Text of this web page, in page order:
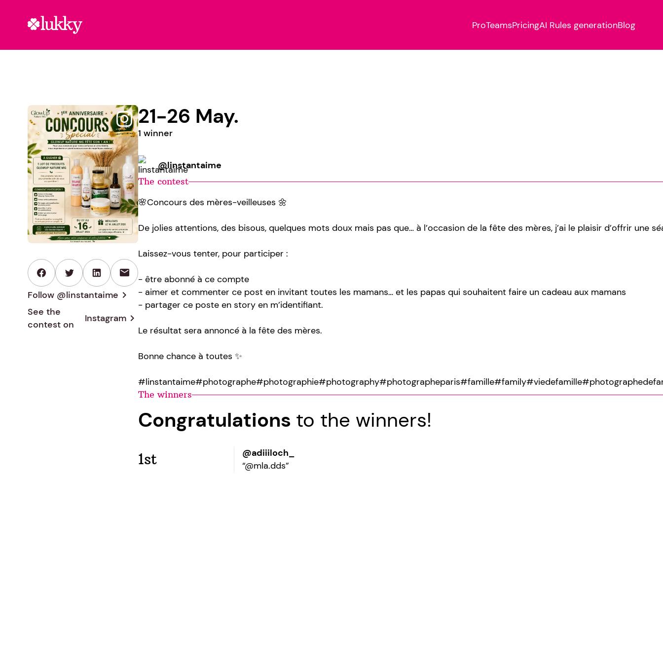
ProTeamsPricingAI Rules generationBlog
mail
Follow @linstantaime chevron_right
See the
contest on
Instagram chevron_right
21-26 May.
1 winner
@linstantaime
The contest
🌸Concours des mères-veilleuses 🌼
De jolies attentions, des bisous, quelques mots doux mais pas que… à l’occasion de la fête des mères, j’ai le plaisir d’offrir
Laissez-vous tenter, pour participer :
- être abonné à ce compte
- aimer et commenter ce post en invitant toutes les mamans… et les papas qui souhaitent faire un cadeau aux mamans
- partager ce poste en story en m’identifiant.
Le résultat sera annoncé à la fête des mères.
Bonne chance à toutes ✨
The winners
Congratulations to the winners!
1st
@adiiiloch_
“@mla.dds”